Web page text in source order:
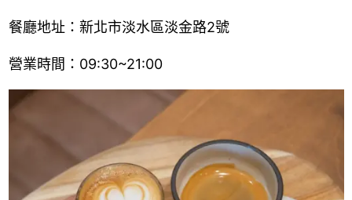
餐廳地址：新北市淡水區淡金路2號
營業時間：09:30~21:00